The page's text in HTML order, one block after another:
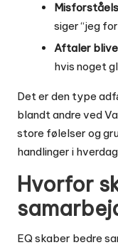
siger “jeg
Aftaler
hvis noget
Det er den type
blandt andre ved
store følelser og
handlinger i
Hvorfor
EQ skaber bedre